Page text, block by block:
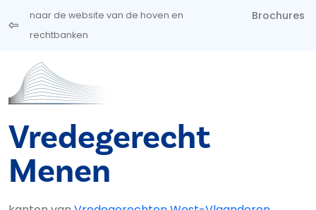
Overslaan en naar de inhoud gaan
naar de website van de hoven en
rechtbanken
Brochures
Vredegerecht
Menen